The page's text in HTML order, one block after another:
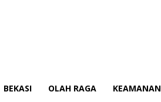
BEKASI OLAH RAGA KEAMANAN